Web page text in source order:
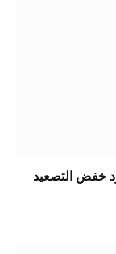
خفض التصعيد